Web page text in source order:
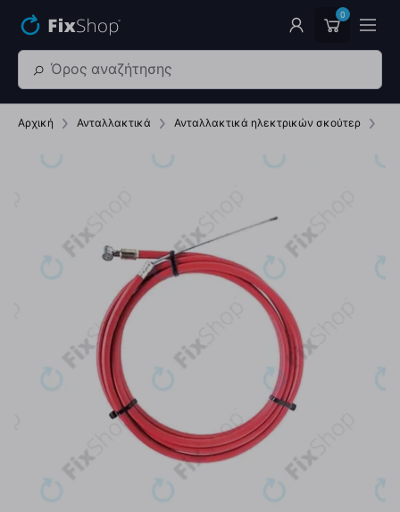
0
Αρχική Ανταλλακτικά Ανταλλακτικά ηλεκτρικών σκούτερ